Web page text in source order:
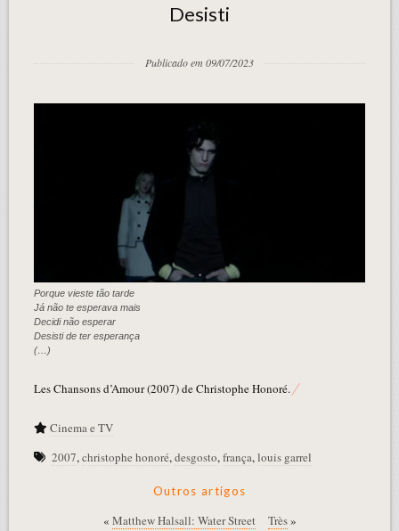
Desisti
Publicado em 09/07/2023
Porque vieste tão tarde
Já não te esperava mais
Decidi não esperar
Desisti de ter esperança
(…)
Les Chansons d’Amour (2007) de Christophe Honoré.
Cinema e TV
2007,christophe honoré,desgosto,frança,louis garrel
Outros artigos
« Matthew Halsall: Water Street Très»